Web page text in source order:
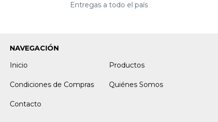
Entregas a todo el país
NAVEGACIÓN
Inicio
Productos
Condiciones de Compras Quiénes Somos
Contacto